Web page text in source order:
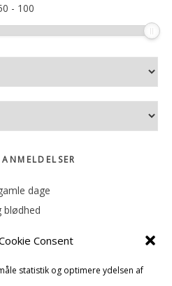
Consent
statistik og optimere ydelsen af
- 100
dage
blødhed